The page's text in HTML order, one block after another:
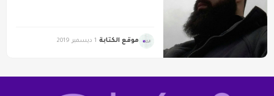
موقع الكتابة 1 ديسمبر 2019